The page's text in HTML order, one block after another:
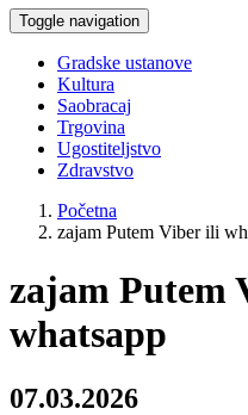
Toggle navigation
Gradske ustanove
Kultura
Saobracaj
Trgovina
Ugostiteljstvo
Zdravstvo
Početna
zajam Putem Viber ili
zajam Putem
whatsapp
07.03.2026